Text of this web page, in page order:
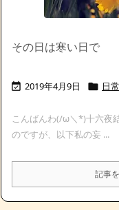
その日は寒い日で
 2019年4月9日  日
こんばんわ(/ω＼*)十六夜
のですが、以下私の妄 ...
記事